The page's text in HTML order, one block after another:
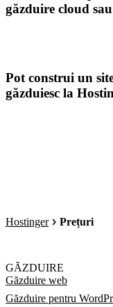
găzduire cloud
Pot construi un
găzduiesc la
Hostinger Prețuri
GĂZDUIRE
Găzduire web
Găzduire pentru